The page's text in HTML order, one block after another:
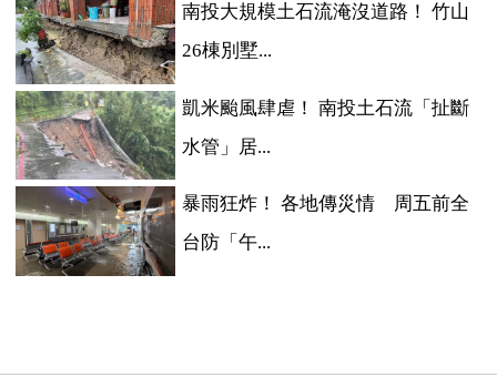
南投大規模土石流淹沒道路！ 竹山
26棟別墅...
凱米颱風肆虐！ 南投土石流「扯斷
水管」居...
暴雨狂炸！ 各地傳災情 周五前全
台防「午...